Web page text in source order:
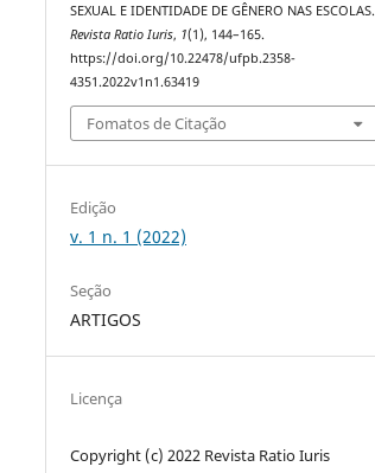
SEXUAL E IDENTIDADE DE GÊNERO NAS ESCOLAS.
Revista Ratio Iuris, 1(1), 144–165.
https://doi.org/10.22478/ufpb.2358-
4351.2022v1n1.63419
Fomatos de Citação
Edição
v. 1 n. 1 (2022)
Seção
ARTIGOS
Licença
Copyright (c) 2022 Revista Ratio Iuris